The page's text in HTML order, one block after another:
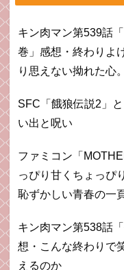
キン肉マン第539話
巻」感想・終わりよ
り思えない拗れた心。
SFC「餓狼伝説2」
い出と呪い
ファミコン「
っぴり甘くちょっぴ
恥ずかしい青春の一
キン肉マン第538話
想・こんな終わりで
えるのか